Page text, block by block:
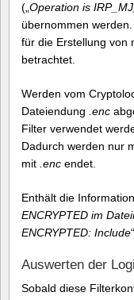
(„Operation is
übernommen
für die Erstellung von
betrachtet.
Werden vom
Dateiendung .enc
Filter verwendet
Dadurch werden nur
mit .enc endet.
Enthält die
ENCRYPTED im
ENCRYPTED: Include“
Auswerten der
Sobald diese